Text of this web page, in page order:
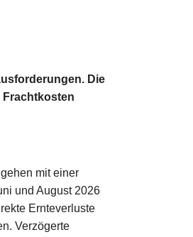
Die
Frachtkosten
mit einer
und August 2026
Ernteverluste
Verzögerte